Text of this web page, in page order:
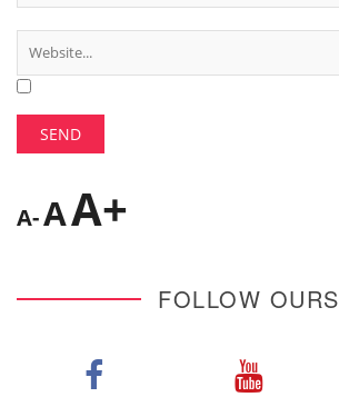
A-AA+
FOLLOW OURS